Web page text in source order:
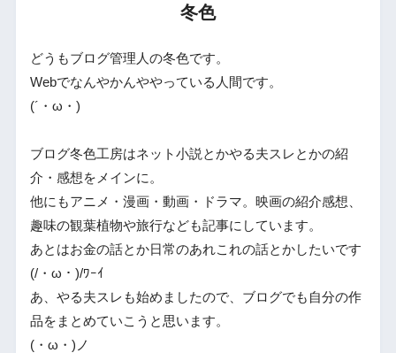
冬色
どうもブログ管理人の冬色です。
Webでなんやかんややっている人間です。
(´・ω・)
ブログ冬色工房はネット小説とかやる夫スレとかの紹
介・感想をメインに。
他にもアニメ・漫画・動画・ドラマ。映画の紹介感想、
趣味の観葉植物や旅行なども記事にしています。
あとはお金の話とか日常のあれこれの話とかしたいです
(/・ω・)/ﾜｰｲ
あ、やる夫スレも始めましたので、ブログでも自分の作
品をまとめていこうと思います。
(・ω・)ノ